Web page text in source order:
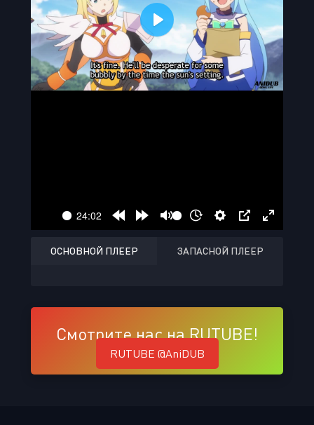
ОСНОВНОЙ ПЛЕЕР ЗАПАСНОЙ ПЛЕЕР
Смотрите нас на RUTUBE!
RUTUBE @AniDUB